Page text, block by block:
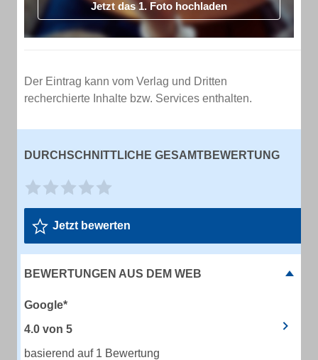
Jetzt das 1. Foto hochladen
Der Eintrag kann vom Verlag und Dritten
recherchierte Inhalte bzw. Services enthalten.
DURCHSCHNITTLICHE GESAMTBEWERTUNG
Jetzt bewerten
BEWERTUNGEN AUS DEM WEB
Google*
4.0 von 5
basierend auf 1 Bewertung